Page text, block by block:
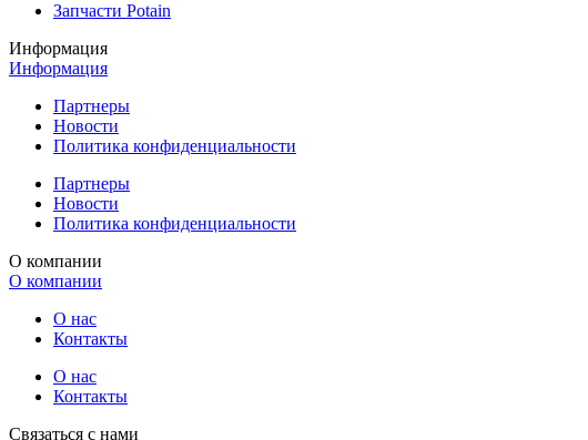
Запчасти Potain
Информация
Информация
Партнеры
Новости
Политика конфиденциальности
Партнеры
Новости
Политика конфиденциальности
О компании
О компании
О нас
Контакты
О нас
Контакты
Связаться с нами